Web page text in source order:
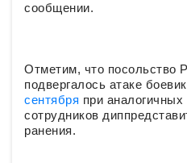
сообщении.
Отметим, что посольство
подвергалось атаке
сентября при аналогичных
сотрудников
ранения.